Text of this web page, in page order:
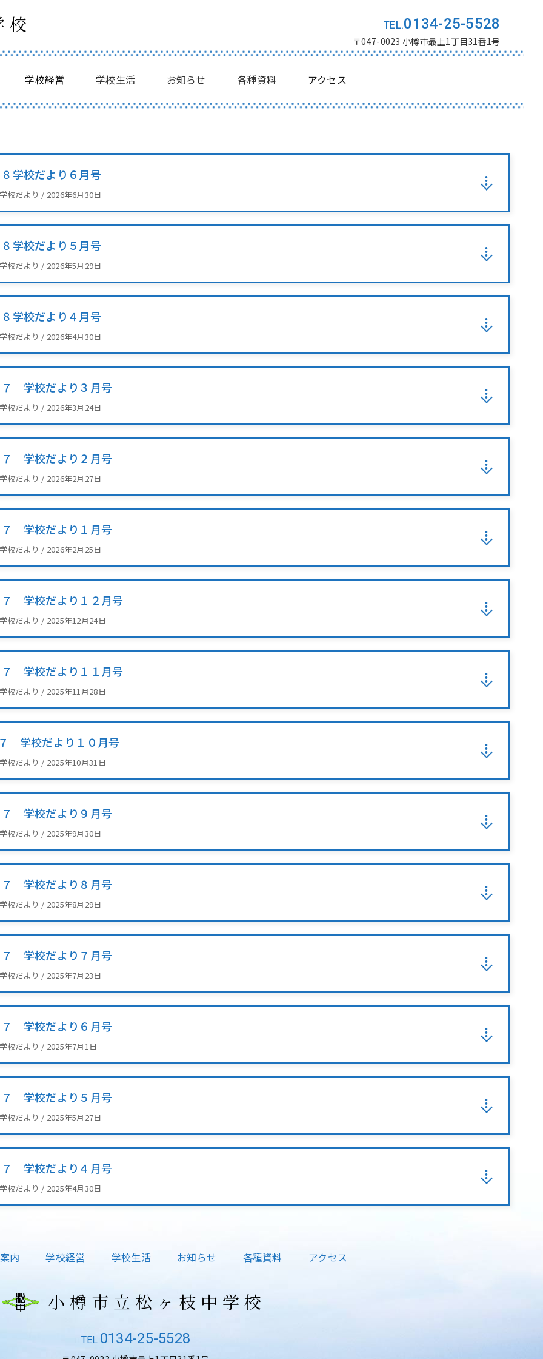
校
学校経営 学校生活 お知らせ 各種資料 アクセス
0134-25-5528
〒047-0023 小樽市最上1丁目31番1号
８学校だより６月号
校だより / 2026年6月30日
８学校だより５月号
校だより / 2026年5月29日
８学校だより４月号
校だより / 2026年4月30日
７ 学校だより３月号
校だより / 2026年3月24日
７ 学校だより２月号
校だより / 2026年2月27日
７ 学校だより１月号
校だより / 2026年2月25日
７ 学校だより１２月号
校だより / 2025年12月24日
７ 学校だより１１月号
校だより / 2025年11月28日
学校だより１０月号
校だより / 2025年10月31日
７ 学校だより９月号
校だより / 2025年9月30日
７ 学校だより８月号
校だより / 2025年8月29日
７ 学校だより７月号
校だより / 2025年7月23日
７ 学校だより６月号
校だより / 2025年7月1日
７ 学校だより５月号
校だより / 2025年5月27日
７ 学校だより４月号
校だより / 2025年4月30日
内 学校経営 学校生活 お知らせ 各種資料 アクセス
小樽市立松ヶ枝中学校
0134-25-5528